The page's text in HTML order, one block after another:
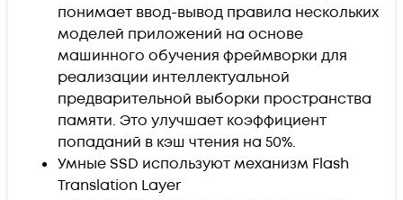
понимает ввод-вывод правила нескольких
моделей приложений на основе
машинного обучения фреймворки для
реализации интеллектуальной
предварительной выборки пространства
памяти. Это улучшает коэффициент
попаданий в кэш чтения на 50%.
Умные SSD используют механизм Flash
Translation Layer